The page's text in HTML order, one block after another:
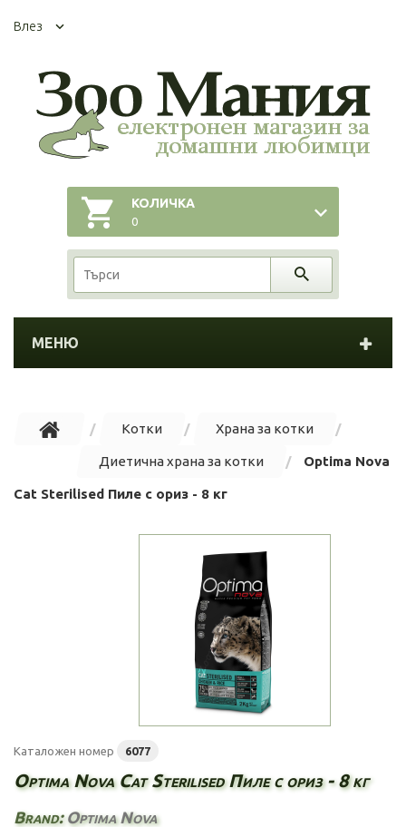
Влез
КОЛИЧКА
0
МЕНЮ
Котки Храна за котки
Диетична храна за котки Optima Nova
Cat Sterilised Пиле с ориз - 8 кг
Каталожен номер 6077
Optima Nova Cat Sterilised Пиле с ориз - 8 кг
Brand:Optima Nova